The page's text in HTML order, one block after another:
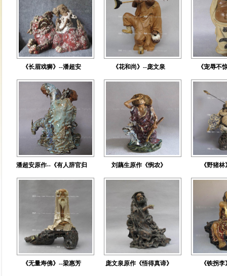
《长眉戏狮》--潘超安 《花和尚》--庞文泉 《宠辱不
潘超安原作--《有人辞官归
故里，有人月夜赶科场》
刘藕生原作《悯农》 《野猪
《无量寿佛》--梁惠芳 庞文泉原作《悟得真谛》 《铁拐